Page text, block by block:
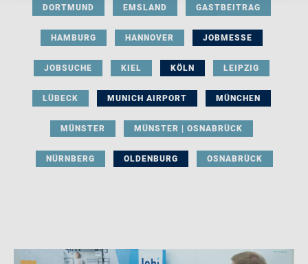
DORTMUND EMSLAND GASTBEITRAG
HAMBURG HANNOVER JOBMESSE
JOBSUCHE KIEL KÖLN LEIPZIG
LÜBECK MUNICH AIRPORT MÜNCHEN
MÜNSTER MÜNSTER | OSNABRÜCK
NÜRNBERG OLDENBURG OSNABRÜCK